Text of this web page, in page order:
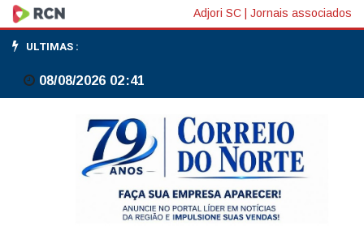
Veja
datas
e
horários
Adjori SC Jornais associados
ULTIMAS :
08/08/2026 02:41